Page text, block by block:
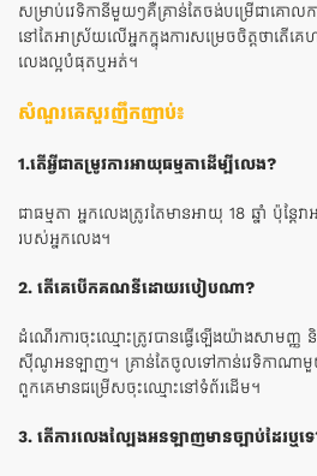
សម្រាប់វេទិកានីមួយៗគឺគ្រាន់តែចង់បម្រើជាគោ
នៅតែអាស្រ័យលើអ្នកក្នុងការសម្រេចចិត្តថាត
លេងល្អបំផុតឬអត់។
សំណួរគេសួរញឹកញាប់៖
1.តើ​អ្វី​ជា​តម្រូវ​ការ​អាយុ​ធម្មតា​ដើម្បី​លេង?
ជាធម្មតា អ្នកលេងត្រូវតែមានអាយុ 18 ឆ្នាំ ប៉ុន្ត
របស់អ្នកលេង។
2. តើគេបើកគណនីដោយរបៀបណា?
ដំណើរការចុះឈ្មោះត្រូវបានធ្វើឡើងយ៉ាងសាម
ស៊ីណូអនឡាញ។ គ្រាន់តែចូលទៅកាន់វេទិកាណា
ពួកគេមានជម្រើសចុះឈ្មោះនៅទំព័រដើម។
3. តើ​ការ​លេង​ល្បែង​អនឡាញ​មាន​ច្បាប់​ដែរ​ឬ​ទ